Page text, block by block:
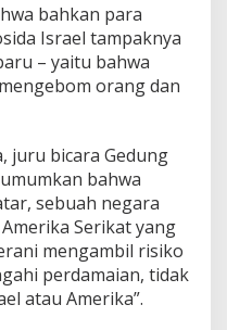
bahkan para
Israel tampaknya
– yaitu bahwa
orang dan
juru bicara Gedung
bahwa
sebuah negara
Serikat yang
mengambil risiko
perdamaian, tidak
atau Amerika”.